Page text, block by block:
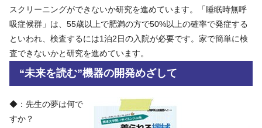
スクリーニングができないか研究を進めています。「睡眠時無呼
吸症候群」は、55歳以上で肥満の方で50%以上の確率で発症する
といわれ、検査するには1泊2日の入院が必要です。家で簡単に検
査できないかと研究を進めています。
“未来を読む”機器の開発めざして
◆：先生の夢は何で
すか？